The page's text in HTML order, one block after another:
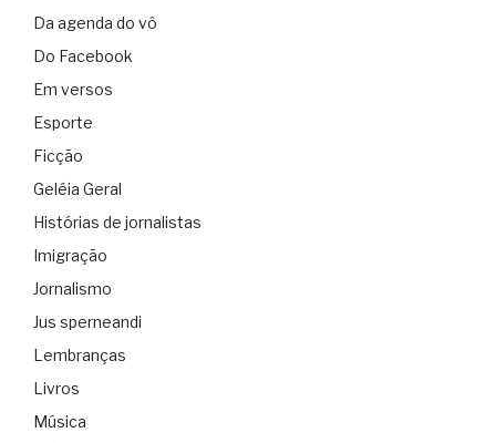
Da agenda do vô
Do Facebook
Em versos
Esporte
Ficção
Geléia Geral
Histórias de jornalistas
Imigração
Jornalismo
Jus sperneandi
Lembranças
Livros
Música